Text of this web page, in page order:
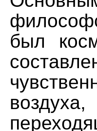
был